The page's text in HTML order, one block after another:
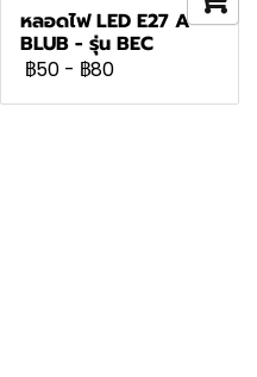
หลอดไฟ LED E27 A-
BLUB - รุ่น BEC
฿50 - ฿80